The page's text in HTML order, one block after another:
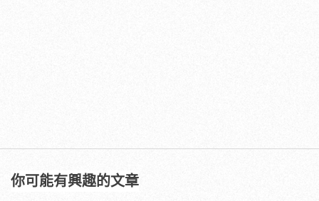
你可能有興趣的文章